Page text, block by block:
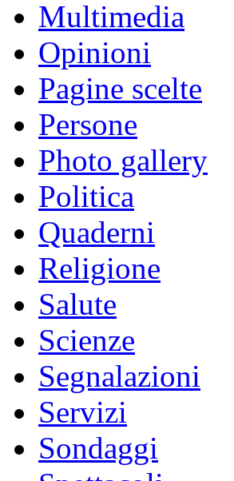
Multimedia
Opinioni
Pagine scelte
Persone
Photo gallery
Politica
Quaderni
Religione
Salute
Scienze
Segnalazioni
Servizi
Sondaggi